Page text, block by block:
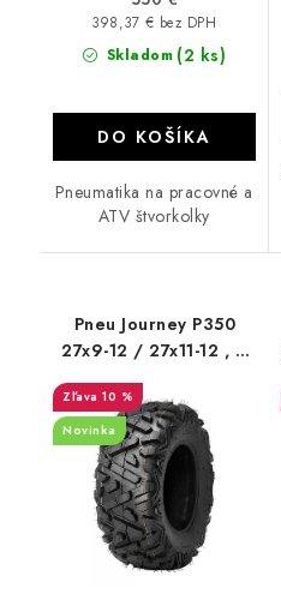
Skladom (2 ks)
398,37 € bez DPH
DO KOŠÍKA
Pneumatika na pracovné a
ATV štvorkolky
Pneu Journey P350
27x9-12 / 27x11-12 , 6
10 %
Novinka